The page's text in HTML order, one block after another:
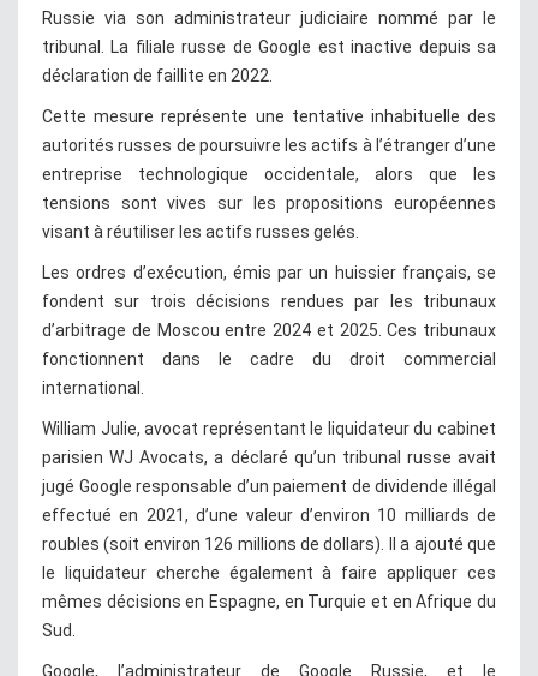
Russie via son administrateur judiciaire nommé par le
tribunal. La filiale russe de Google est inactive depuis sa
déclaration de faillite en 2022.
Cette mesure représente une tentative inhabituelle des
autorités russes de poursuivre les actifs à l’étranger d’une
entreprise technologique occidentale, alors que les
tensions sont vives sur les propositions européennes
visant à réutiliser les actifs russes gelés.
Les ordres d’exécution, émis par un huissier français, se
fondent sur trois décisions rendues par les tribunaux
d’arbitrage de Moscou entre 2024 et 2025. Ces tribunaux
fonctionnent dans le cadre du droit commercial
international.
William Julie, avocat représentant le liquidateur du cabinet
parisien WJ Avocats, a déclaré qu’un tribunal russe avait
jugé Google responsable d’un paiement de dividende illégal
effectué en 2021, d’une valeur d’environ 10 milliards de
roubles (soit environ 126 millions de dollars). Il a ajouté que
le liquidateur cherche également à faire appliquer ces
mêmes décisions en Espagne, en Turquie et en Afrique du
Sud.
Google, l’administrateur de Google Russie, et le